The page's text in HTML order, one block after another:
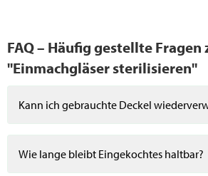
FAQ – Häufig gestellte Fragen
"Einmachgläser sterilisieren"
Kann ich gebrauchte Deckel
Wie lange bleibt Eingekochtes haltbar?